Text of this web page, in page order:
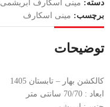
دسته: مینی اسکارف ابریشمی 70/70
برچسب: مینی اسکارف
توضیحات
کالکشن بهار – تابستان 1405
ابعاد : 70/70 سانتی متر